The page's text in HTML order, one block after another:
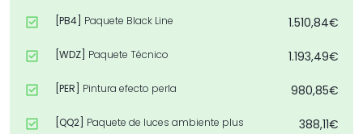
[PB4] Paquete Black Line 1.510,84€
[WDZ] Paquete Técnico 1.193,49€
[PER] Pintura efecto perla 980,85€
[QQ2] Paquete de luces ambiente plus 388,11€